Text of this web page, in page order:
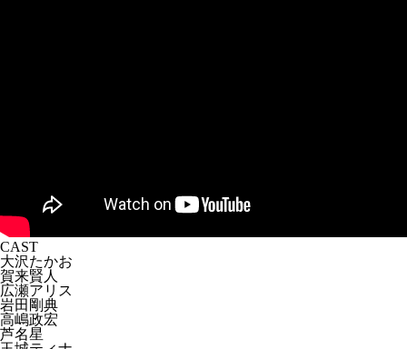
CAST
大沢たかお
賀来賢人
広瀬アリス
岩田剛典
高嶋政宏
芦名星